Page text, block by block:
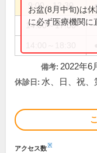
9:00～12:30
14:00～17:00
お盆(8月中旬)は
に必ず医療機関に
備考: 2022年6
休診日: 水、日、祝、
アクセス数※